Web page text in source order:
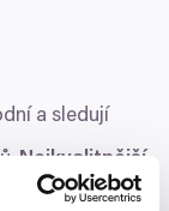
a sledují
Nejkvalitnější
. Tento přenos je